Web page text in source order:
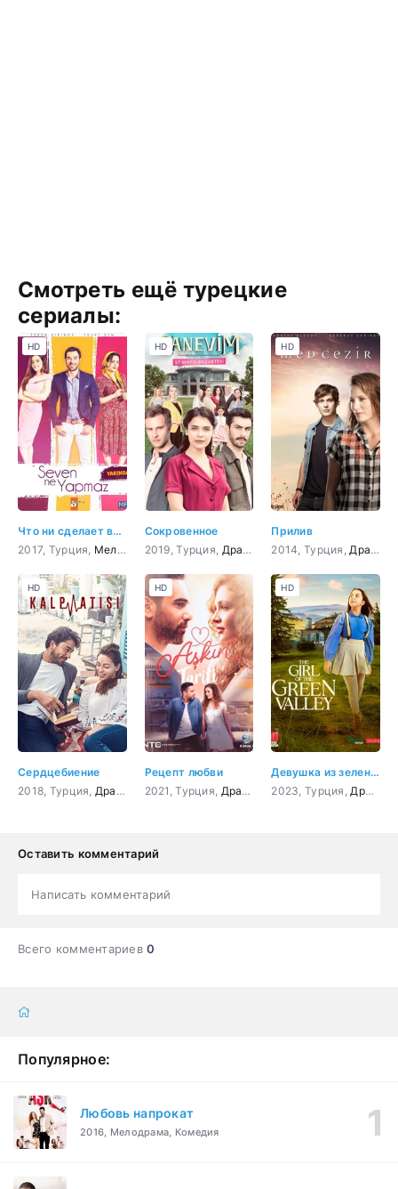
Смотреть ещё турецкие
сериалы:
Что ни сделает влюбленный
2017, Турция, Мелодрама ,Комедия
HD
Сокровенное
2019, Турция, Драма
HD
Прилив
2014, Турция, Драма
HD
Сердцебиение
2018, Турция, Драма Мелодрама
HD
Рецепт любви
2021, Турция, Драма Мелодрама
HD
Девушка из зеленой долины 12 серия
2023, Турция, Драма
HD
Оставить комментарий
Написать комментарий
Всего комментариев0
Популярное:
Любовь напрокат
2016, Мелодрама, Комедия